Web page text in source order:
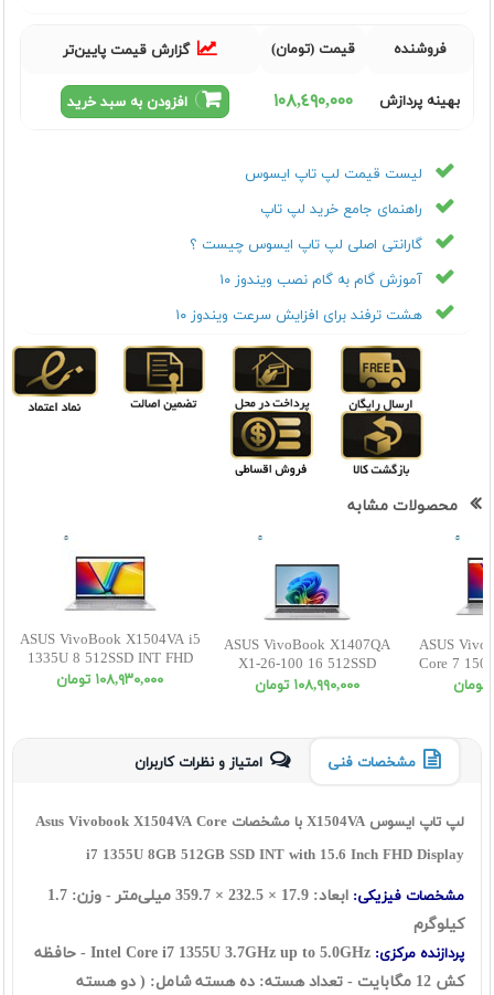
فروشنده قیمت (تومان) گزارش قیمت پایین‌تر
بهینه پردازش ١٠٨,٤٩٠,٠٠٠ افزودن به سبد خرید
لیست قیمت لپ تاپ ایسوس
راهنمای جامع خرید لپ تاپ
گارانتی اصلی لپ تاپ ایسوس چیست ؟
آموزش گام به گام نصب ویندوز ۱۰
هشت ترفند برای افزایش سرعت ویندوز ۱۰
محصولات مشابه
ASUS VivoBook X1504VA i5
1335U 8 512SSD INT FHD
١٠٨,٩٣٠,٠٠٠ تومان
ASUS VivoBook X1407QA
X1-26-100 16 512SSD
Qualcomm WUXGA
١٠٨,٩٩٠,٠٠٠ تومان
ASUS
Core 7
مشخصات فنی امتیاز و نظرات کاربران
لپ تاپ ایسوس X1504VA با مشخصات Asus Vivobook X1504VA Core
i7 1355U 8GB 512GB SSD INT with 15.6 Inch FHD Display
مشخصات فیزیکی: ابعاد: 17.9
×
232.5
×
359.7
میلی‌متر - وزن: 1.7
کیلوگرم
پردازنده مرکزی:
Intel Core i7 1355U 3.7GHz up to 5.0GHz - حافظه
کش 12 مگابایت - تعداد هسته: ده هسته شامل: ( دو هسته